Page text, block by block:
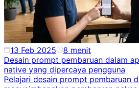
13 Feb 2025 8 menit
Desain prompt pembaruan dalam
native yang dipercaya pengguna
Pelajari desain prompt pembaruan